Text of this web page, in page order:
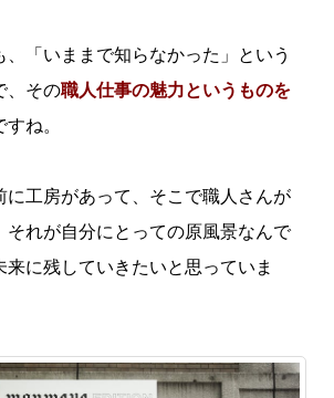
、「いままで知らなかった」という
、その職人仕事の魅力というものを
すね。
に工房があって、そこで職人さんが
それが自分にとっての原風景なんで
来に残していきたいと思っていま